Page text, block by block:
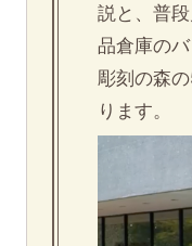
説と、普
品倉庫のバ
彫刻の森
ります。